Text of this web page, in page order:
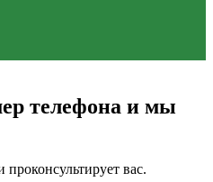
телефона и мы
вас.